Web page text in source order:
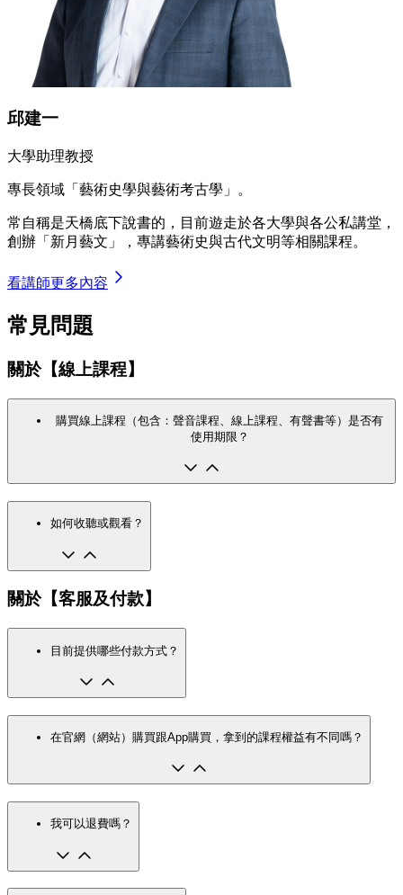
邱建一
大學助理教授
專長領域「藝術史學與藝術考古學」。
常自稱是天橋底下說書的，目前遊走於各大學與各公私講堂，
創辦「新月藝文」，專講藝術史與古代文明等相關課程。
看講師更多內容
常見問題
關於【線上課程】
購買線上課程（包含：聲音課程、線上課程、有聲書等）是否有
使用期限？
如何收聽或觀看？
關於【客服及付款】
目前提供哪些付款方式？
在官網（網站）購買跟App購買，拿到的課程權益有不同嗎？
我可以退費嗎？